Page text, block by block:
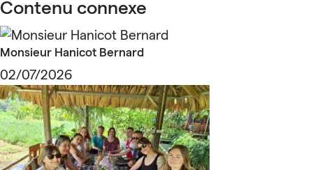
Contenu connexe
Monsieur Hanicot Bernard
02/07/2026